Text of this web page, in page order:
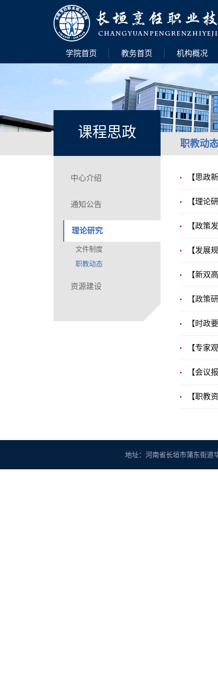
学院首页 教务首页 机构概况
课程思政
职教动
中心介绍
通知公告
理论研究
文件制度
职教动态
资源建设
【思政
【理论
【政策
【发展
【新双
【政策
【时政
【专家
【会议
【职教
地址：河南省长垣市蒲东街